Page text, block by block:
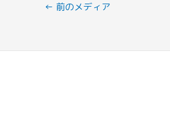
← 前のメディア